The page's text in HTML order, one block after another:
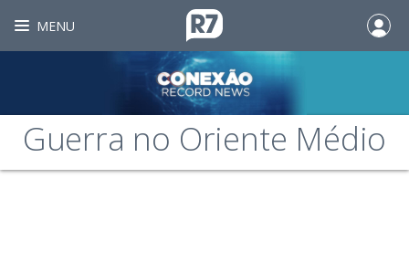
MENU
Guerra no Oriente Médio